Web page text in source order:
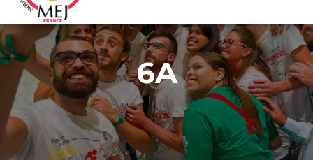
Mentions Légales
G
E
N
A
I
G
6A